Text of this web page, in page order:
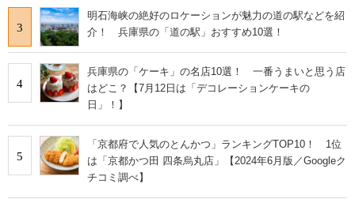
3
明石海峡の絶好のロケーションが魅力の道の駅などを紹
介！ 兵庫県の「道の駅」おすすめ10選！
4
兵庫県の「ケーキ」の名店10選！ 一番うまいと思う店
はどこ？【7月12日は「デコレーションケーキの
日」！】
5
「京都府で人気のとんかつ」ランキングTOP10！ 1位
は「京都かつ田 四条烏丸店」【2024年6月版／Googleク
チコミ調べ】